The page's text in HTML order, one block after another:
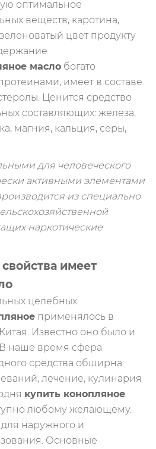
оптимальное
веществ, каротина,
цвет продукту
масло богато
имеет в составе
Ценится средство
составляющих: железа,
магния, кальция, серы,
для человеческого
активными элементами
из специально
наркотические
имеет
целебных
применялось в
Известно оно было и
наше время сфера
средства обширна:
лечение, кулинария
купить конопляное
любому желающему.
наружного и
Основные